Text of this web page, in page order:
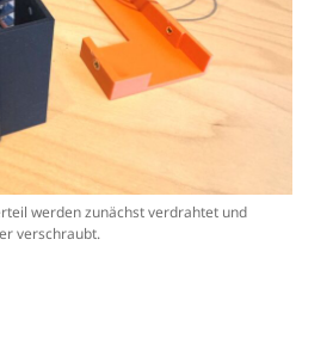
werden zunächst verdrahtet und
verschraubt.